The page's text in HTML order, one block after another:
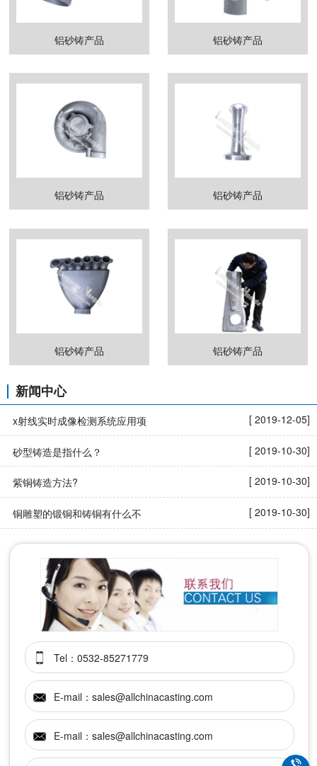
铝砂铸产品 铝砂铸产品
铝砂铸产品 铝砂铸产品
铝砂铸产品 铝砂铸产品
新闻中心
x射线实时成像检测系统应用项 [ 2019-12-05]
砂型铸造是指什么？ [ 2019-10-30]
紫铜铸造方法? [ 2019-10-30]
铜雕塑的锻铜和铸铜有什么不 [ 2019-10-30]
Tel：0532-85271779
E-mail：sales@allchinacasting.com
E-mail：sales@allchinacasting.com